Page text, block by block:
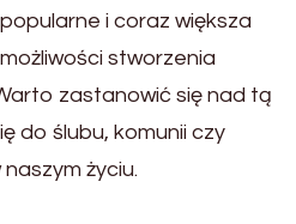
i coraz większa
stworzenia
zastanowić się nad tą
do ślubu, komunii czy
życiu.